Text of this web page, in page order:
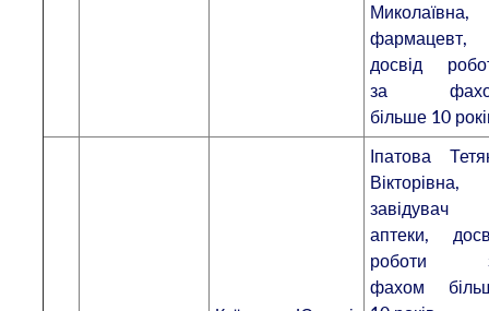
Миколаївна,
фармацевт,
досвід
за
більше 10
Іпатова
Вікторівна,
завідувач
аптеки,
роботи
фахом